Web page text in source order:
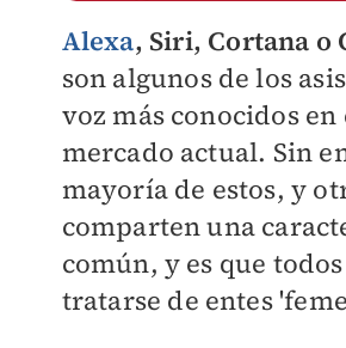
Alexa, Siri, Cortana o
son algunos de los
voz más conocidos en
mercado actual. Sin
mayoría de estos, y
comparten una
común, y es que
tratarse de entes